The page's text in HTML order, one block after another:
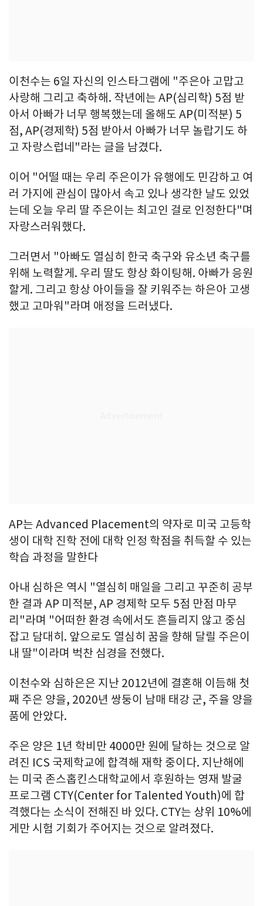
이천수는 6일 자신의 인스타그램에 "주은아 고맙고
사랑해 그리고 축하해. 작년에는 AP(심리학) 5점 받
아서 아빠가 너무 행복했는데 올해도 AP(미적분) 5
점, AP(경제학) 5점 받아서 아빠가 너무 놀랍기도 하
고 자랑스럽네"라는 글을 남겼다.
이어 "어떨 때는 우리 주은이가 유행에도 민감하고 여
러 가지에 관심이 많아서 속고 있나 생각한 날도 있었
는데 오늘 우리 딸 주은이는 최고인 걸로 인정한다"며
자랑스러워했다.
그러면서 "아빠도 열심히 한국 축구와 유소년 축구를
위해 노력할게. 우리 딸도 항상 화이팅해. 아빠가 응원
할게. 그리고 항상 아이들을 잘 키워주는 하은아 고생
했고 고마워"라며 애정을 드러냈다.
AP는 Advanced Placement의 약자로 미국 고등학
생이 대학 진학 전에 대학 인정 학점을 취득할 수 있는
학습 과정을 말한다
아내 심하은 역시 "열심히 매일을 그리고 꾸준히 공부
한 결과 AP 미적분, AP 경제학 모두 5점 만점 마무
리"라며 "어떠한 환경 속에서도 흔들리지 않고 중심
잡고 담대히. 앞으로도 열심히 꿈을 향해 달릴 주은이
내 딸"이라며 벅찬 심경을 전했다.
이천수와 심하은은 지난 2012년에 결혼해 이듬해 첫
째 주은 양을, 2020년 쌍둥이 남매 태강 군, 주율 양을
품에 안았다.
주은 양은 1년 학비만 4000만 원에 달하는 것으로 알
려진 ICS 국제학교에 합격해 재학 중이다. 지난해에
는 미국 존스홉킨스대학교에서 후원하는 영재 발굴
프로그램 CTY(Center for Talented Youth)에 합
격했다는 소식이 전해진 바 있다. CTY는 상위 10%에
게만 시험 기회가 주어지는 것으로 알려졌다.